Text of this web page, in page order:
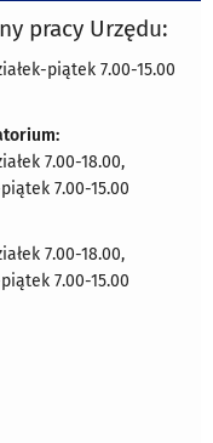
pracy Urzędu:
piątek 7.00-15.00
7.00-18.00,
7.00-15.00
7.00-18.00,
7.00-15.00